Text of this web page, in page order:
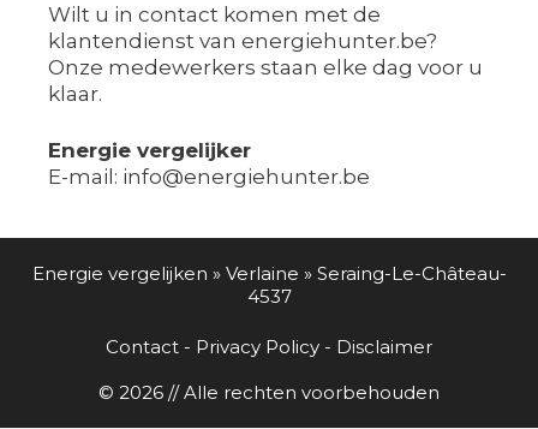
Wilt u in contact komen met de
klantendienst van energiehunter.be?
Onze medewerkers staan elke dag voor u
klaar.
Energie vergelijker
E-mail: info@energiehunter.be
Energie vergelijken » Verlaine » Seraing-Le-Château-
4537
Contact - Privacy Policy - Disclaimer
© 2026 // Alle rechten voorbehouden